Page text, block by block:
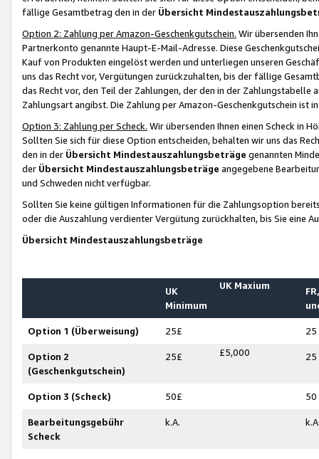
fällige Gesamtbetrag den in der Übersicht
Option 2: Zahlung per Amazon-Geschenkgutschein. Wir übersenden
Partnerkonto genannte Haupt-E-Mail-Adresse. Diese
Kauf von Produkten eingelöst werden und unterliegen unseren
uns das Recht vor, Vergütungen zurückzuhalten, bis der fällige
das Recht vor, den Teil der Zahlungen, der den in der
Zahlungsart angibst. Die Zahlung per Amazon-Geschenkgutschein ist
Option 3: Zahlung per Scheck. Wir übersenden Ihnen einen Scheck in
Sollten Sie sich für diese Option entscheiden, behalten wir uns das
den in der Übersicht Mindestauszahlungsbeträge genannten
der Übersicht Mindestauszahlungsbeträge angegebene
und Schweden nicht verfügbar.
Sollten Sie keine gültigen Informationen für die Zahlungsoption
oder die Auszahlung verdienter Vergütung zurückhalten, bis Sie
Übersicht Mindestauszahlungsbeträge
UK
Minimum
UK Maxium
Option 1 (Überweisung) 25£ 25
Option 2
(Geschenkgutschein)
25£ £5,000 25
Option 3 (Scheck) 50£ 50
Bearbeitungsgebühr
Scheck
k.A.